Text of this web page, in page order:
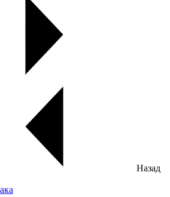
Назад